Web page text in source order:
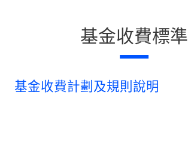
基金收費標準
基金收費計劃及規則說明